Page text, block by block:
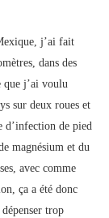
j’ai fait
dans des
que j’ai voulu
sur deux roues et
d’infection de pied
magnésium et du
avec comme
ça a été donc
trop